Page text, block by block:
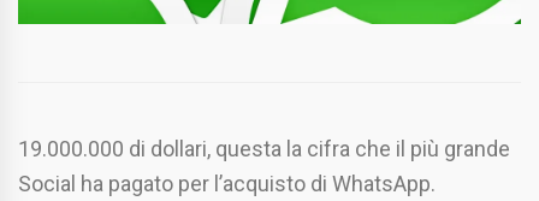
19.000.000 di dollari, questa la cifra che il più grande
Social ha pagato per l’acquisto di WhatsApp.